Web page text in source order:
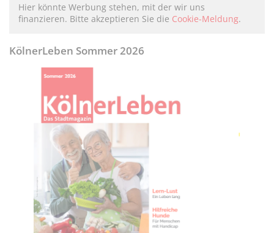
Hier könnte Werbung stehen, mit der wir uns
finanzieren. Bitte akzeptieren Sie die Cookie-Meldung.
KölnerLeben Sommer 2026